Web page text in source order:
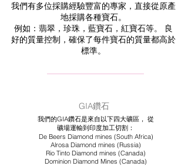
我們有多位採購經驗豐富的專家，直接從原產
地採購各種寶石。
例如：翡翠，珍珠，藍寶石，紅寶石等。 良
好的質量控制，確保了每件寶石的質量都高於
標準。
GIA鑽石
我們的GIA鑽石是來自以下四大礦區， 從
礦場運輸到印度加工切割：
De Beers Diamond mines (South Africa)
Alrosa Diamond mines (Russia)
Rio Tinto Diamond mines (Canada)
Dominion Diamond Mines (Canada)